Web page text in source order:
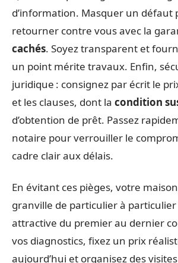
d’information. Masquer un défaut
retourner contre vous avec la
cachés. Soyez transparent et
un point mérite travaux. Enfin,
juridique : consignez par écrit le
et les clauses, dont la condition
d’obtention de prêt. Passez
notaire pour verrouiller le
cadre clair aux délais.
En évitant ces pièges, votre
granville de particulier à
attractive du premier au dernier
vos diagnostics, fixez un prix
aujourd’hui et organisez des